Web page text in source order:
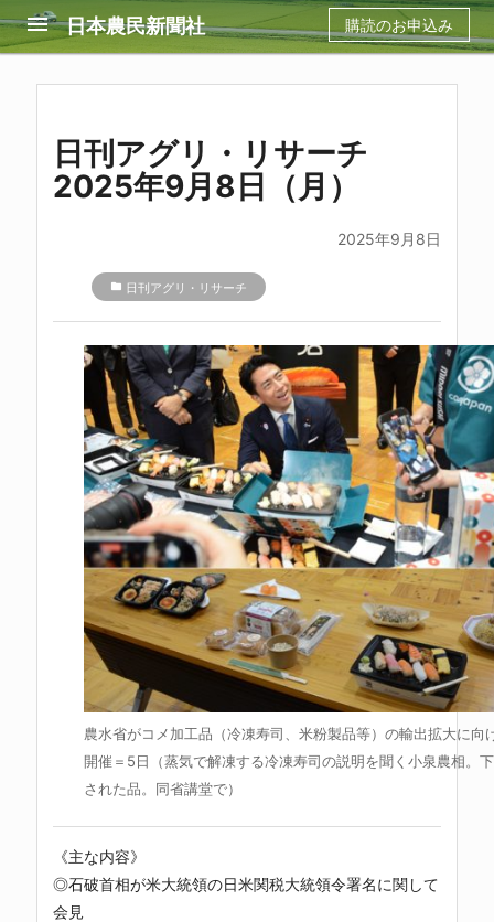
menu 日本農民新聞社 購読のお申込み
日刊アグリ・リサーチ
2025年9月8日（月）
2025年9月8日
folder 日刊アグリ・リサーチ
農水省がコメ加工品（冷凍寿司、米粉製品等）の輸出拡大に向
開催＝5日（蒸気で解凍する冷凍寿司の説明を聞く小泉農相。
された品。同省講堂で）
《主な内容》
◎石破首相が米大統領の日米関税大統領令署名に関して
会見